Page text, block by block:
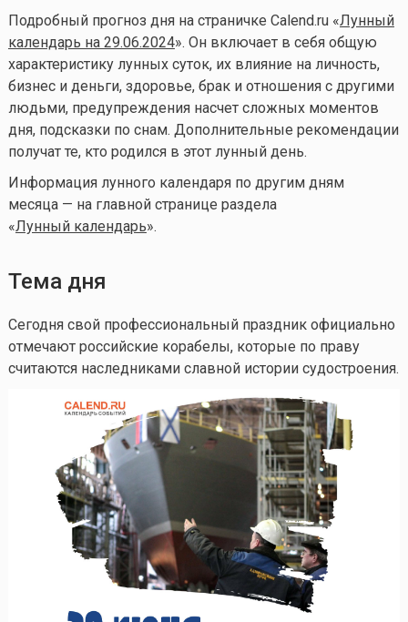
Подробный прогноз дня на страничке Calend.ru «Лунный
календарь на 29.06.2024». Он включает в себя общую
характеристику лунных суток, их влияние на личность,
бизнес и деньги, здоровье, брак и отношения с другими
людьми, предупреждения насчет сложных моментов
дня, подсказки по снам. Дополнительные рекомендации
получат те, кто родился в этот лунный день.
Информация лунного календаря по другим дням
месяца — на главной странице раздела
«Лунный календарь».
Тема дня
Сегодня свой профессиональный праздник официально
отмечают российские корабелы, которые по праву
считаются наследниками славной истории судостроения.